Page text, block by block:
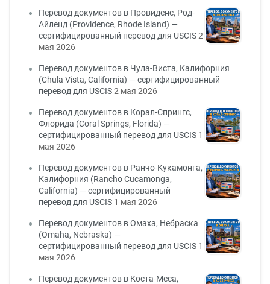
Перевод документов в Провиденс, Род-
Айленд (Providence, Rhode Island) —
сертифицированный перевод для USCIS2
мая 2026
Перевод документов в Чула-Виста, Калифорния
(Chula Vista, California) — сертифицированный
перевод для USCIS2 мая 2026
Перевод документов в Корал-Спрингс,
Флорида (Coral Springs, Florida) —
сертифицированный перевод для USCIS 1
мая 2026
Перевод документов в Ранчо-Кукамонга,
Калифорния (Rancho Cucamonga,
California) — сертифицированный
перевод для USCIS 1 мая 2026
Перевод документов в Омаха, Небраска
(Omaha, Nebraska) —
сертифицированный перевод для USCIS 1
мая 2026
Перевод документов в Коста-Меса,